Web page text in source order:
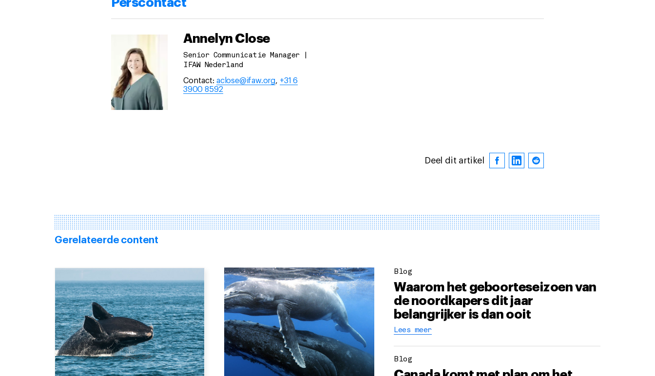
Perscontact
Annelyn Close
Senior Communicatie Manager |
IFAW Nederland
Contact: aclose@ifaw.org, +31 6
3900 8592
Deel dit artikel
Gerelateerde content
Blog
Waarom het geboorteseizoen van
de noordkapers dit jaar
belangrijker is dan ooit
Lees meer
Blog